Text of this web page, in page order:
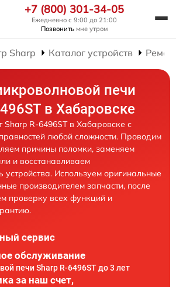
+7 (800) 301-34-05
Ежедневно с 9:00 до 21:00
Позвонить мне утром
Sharp Каталог устройств
печи
в Хабаровске
Sharp R-6496ST в Хабаровске с
любой сложности. Проводим
причины поломки, заменяем
и восстанавливаем
устройства. Используем оригинальные
производителем запчасти, после
проверку всех функций и
сервис
обслуживание
печи Sharp R-6496ST до 3 лет
за наш счет,